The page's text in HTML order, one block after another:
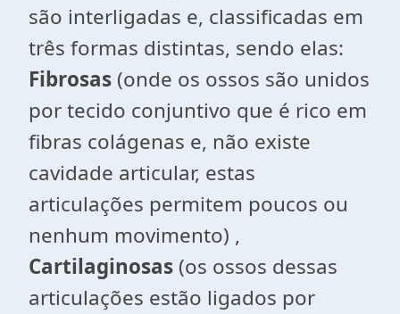
são interligadas e, classificadas em
três formas distintas, sendo elas:
Fibrosas (onde os ossos são unidos
por tecido conjuntivo que é rico em
fibras colágenas e, não existe
cavidade articular, estas
articulações permitem poucos ou
nenhum movimento) ,
Cartilaginosas (os ossos dessas
articulações estão ligados por